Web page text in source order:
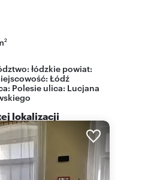
2
łódzkie powiat:
Łódź
Polesie ulica: Lucjana
lokalizacji